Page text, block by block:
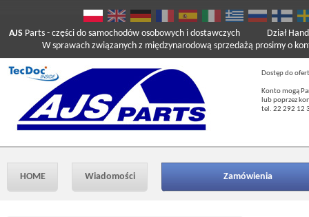
AJS Parts - części do samochodów osobowych i dostawczych
W sprawach związanych z międzynarodową sprzedażą prosimy o
Dział
Dostęp do
Konto mogą
lub poprzez
tel. 22 292 12
HOME Wiadomości Zamówienia